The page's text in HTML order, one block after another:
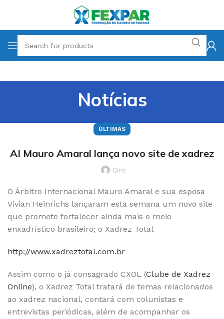
Notícias
ÚLTIMAS
AI Mauro Amaral lança novo site de xadrez
Ciro
O Árbitro Internacional Mauro Amaral e sua esposa
Vivian Heinrichs lançaram esta semana um novo site
que promete fortalecer ainda mais o meio
enxadrístico brasileiro; o Xadrez Total
http://www.xadreztotal.com.br
Assim como o já consagrado CXOL (Clube de Xadrez
Online), o Xadrez Total tratará de temas relacionados
ao xadrez nacional, contará com colunistas e
entrevistas periódicas, além de acompanhar os